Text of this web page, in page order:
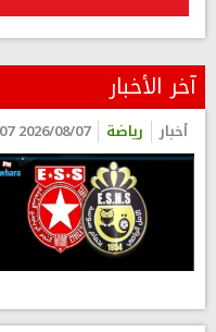
آخر الأخبار
أخبار رياضة 2026/08/07 10:07